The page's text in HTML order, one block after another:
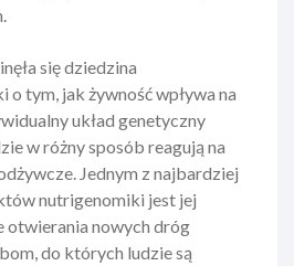
się dziedzina
o tym, jak żywność wpływa na
układ genetyczny
w różny sposób reagują na
Jednym z najbardziej
nutrigenomiki jest jej
otwierania nowych dróg
do których ludzie są